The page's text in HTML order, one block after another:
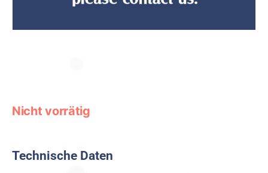
Nicht vorrätig
Technische Daten